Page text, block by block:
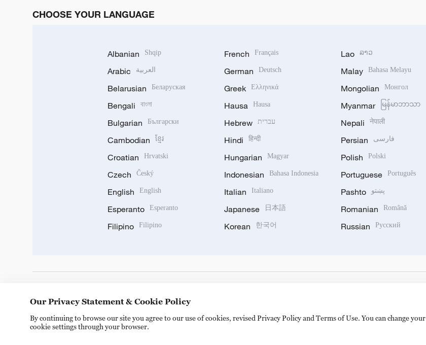
CHOOSE YOUR LANGUAGE
Albanian Shqip
Arabic العربية
Belarusian Беларуская
Bengali বাংলা
Bulgarian Български
Cambodian ខ្មែរ
Croatian Hrvatski
Czech Český
English English
Esperanto Esperanto
Filipino Filipino
French Français
German Deutsch
Greek Ελληνικά
Hausa Hausa
Hebrew עברית
Hindi हिन्दी
Hungarian Magyar
Indonesian Bahasa Indonesia
Italian Italiano
Japanese 日本語
Korean 한국어
Lao ລາວ
Malay Bahasa Melayu
Mongolian Монгол
Myanmar မြန်မာဘာသာ
Nepali नेपाली
Persian فارسی
Polish Polski
Portuguese Português
Pashto پښتو
Romanian Română
Russian Русский
Our Privacy Statement & Cookie Policy
By continuing to browse our site you agree to our use of cookies, revised Privacy Policy and Terms of Use. You can change your
cookie settings through your browser.